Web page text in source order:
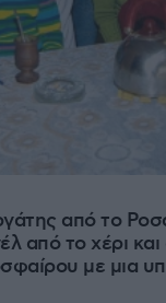
από το
από το χέρι
με μια